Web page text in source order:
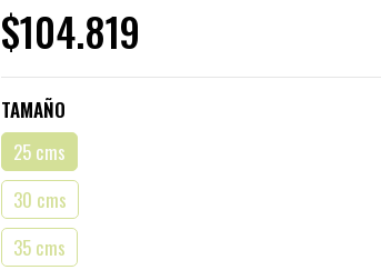
$104.819
TAMAÑO
25 cms
30 cms
35 cms